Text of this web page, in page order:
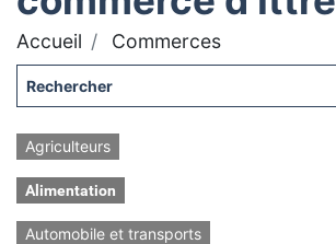
Accueil Commerces
Agriculteurs
Alimentation
Automobile et transports